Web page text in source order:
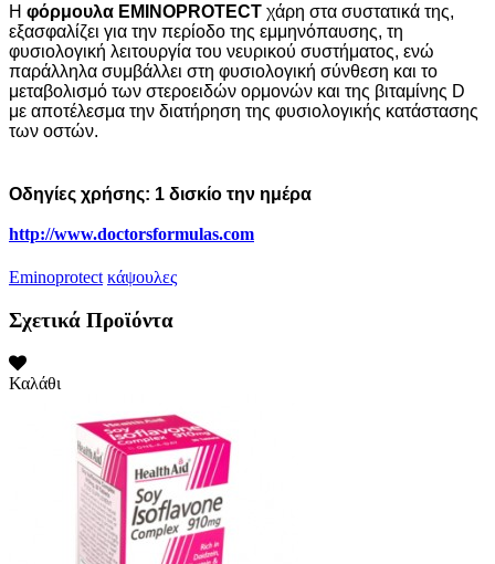
Η φόρμουλα ΕΜΙΝΟPROTECT χάρη στα συστατικά της,
εξασφαλίζει για την περίοδο της εμμηνόπαυσης, τη
φυσιολογική λειτουργία του νευρικού συστήματος, ενώ
παράλληλα συμβάλλει στη φυσιολογική σύνθεση και το
μεταβολισμό των στεροειδών ορμονών και της βιταμίνης D
με αποτέλεσμα την διατήρηση της φυσιολογικής κατάστασης
των οστών.
Οδηγίες χρήσης: 1 δισκίο την ημέρα
http://www.doctorsformulas.com
Eminoprotect κάψουλες
Σχετικά Προϊόντα
Καλάθι